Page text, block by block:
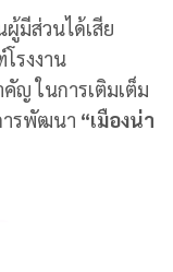
มีส่วนได้เสีย
รงงาน
ญ ในการเติมเต็ม
ารพัฒนา “เมืองน่า